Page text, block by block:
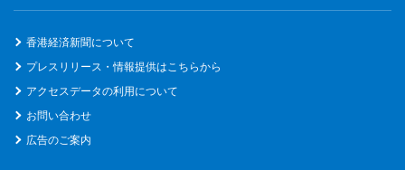
香港経済新聞について
プレスリリース・情報提供はこちらから
アクセスデータの利用について
お問い合わせ
広告のご案内